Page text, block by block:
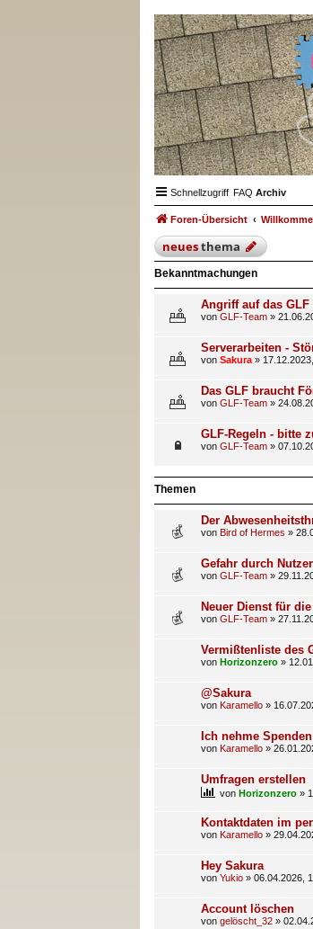
Schnellzugriff FAQ Archiv
Foren-Übersicht
neuesthema
Bekanntmachungen
Angriff auf das GLF
von GLF-Team »
Serverarbeiten -
von Sakura »
Das GLF braucht
von GLF-Team »
GLF-Regeln - bitte
von GLF-Team »
Themen
Der
von Bird of Hermes »
Gefahr durch
von GLF-Team »
Neuer Dienst für
von GLF-Team »
Vermißtenliste des
von Horizonzero »
@Sakura
von Karamello »
Ich nehme
von Karamello »
Umfragen erstellen
von Horizonzero »
Kontaktdaten im
von Karamello »
Hey Sakura
von Yukio » 06.04.2026,
Account löschen
von gelöscht_32 »